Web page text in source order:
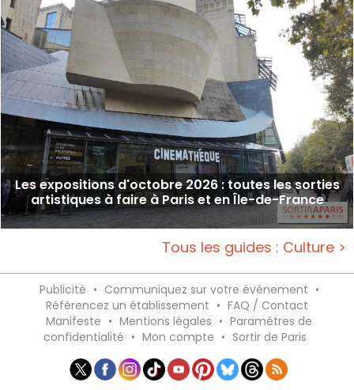
Les expositions d'octobre 2026 : toutes les sorties
artistiques à faire à Paris et en Île-de-France
Tous les guides : Culture >
Publicité • Communiquez sur votre événement •
Référencez un établissement • FAQ / Contact
Manifeste • Mentions légales • Paramètres de
confidentialité • Mon compte • Sortir de Paris